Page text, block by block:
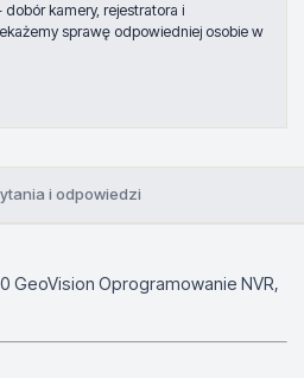
kamery, rejestratora i
sprawę odpowiedniej osobie w
i odpowiedzi
GeoVision Oprogramowanie NVR,